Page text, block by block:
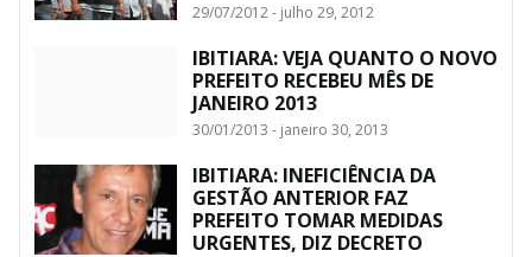
29/07/2012 - julho 29, 2012
IBITIARA: VEJA QUANTO O NOVO
PREFEITO RECEBEU MÊS DE
JANEIRO 2013
30/01/2013 - janeiro 30, 2013
IBITIARA: INEFICIÊNCIA DA
GESTÃO ANTERIOR FAZ
PREFEITO TOMAR MEDIDAS
URGENTES, DIZ DECRETO